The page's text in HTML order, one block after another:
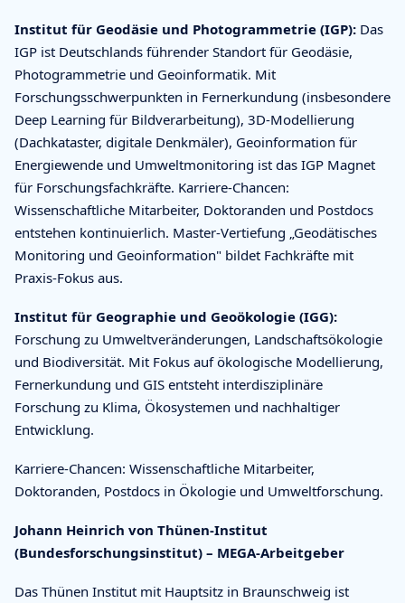
Institut für Geodäsie und Photogrammetrie (IGP): Das
IGP ist Deutschlands führender Standort für Geodäsie,
Photogrammetrie und Geoinformatik. Mit
Forschungsschwerpunkten in Fernerkundung (insbesondere
Deep Learning für Bildverarbeitung), 3D-Modellierung
(Dachkataster, digitale Denkmäler), Geoinformation für
Energiewende und Umweltmonitoring ist das IGP Magnet
für Forschungsfachkräfte. Karriere-Chancen:
Wissenschaftliche Mitarbeiter, Doktoranden und Postdocs
entstehen kontinuierlich. Master-Vertiefung „Geodätisches
Monitoring und Geoinformation" bildet Fachkräfte mit
Praxis-Fokus aus.
Institut für Geographie und Geoökologie (IGG):
Forschung zu Umweltveränderungen, Landschaftsökologie
und Biodiversität. Mit Fokus auf ökologische Modellierung,
Fernerkundung und GIS entsteht interdisziplinäre
Forschung zu Klima, Ökosystemen und nachhaltiger
Entwicklung.
Karriere-Chancen: Wissenschaftliche Mitarbeiter,
Doktoranden, Postdocs in Ökologie und Umweltforschung.
Johann Heinrich von Thünen-Institut
(Bundesforschungsinstitut) – MEGA-Arbeitgeber
Das Thünen Institut mit Hauptsitz in Braunschweig ist